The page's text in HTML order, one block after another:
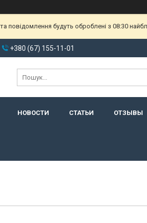
повідомлення будуть оброблені з 08:30
+380 (67) 155-11-01
НОВОСТИ СТАТЬИ ОТЗЫВЫ